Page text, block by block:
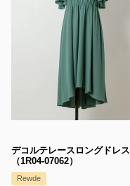
デコルテレースロングドレス
（1R04-07062）
Rewde